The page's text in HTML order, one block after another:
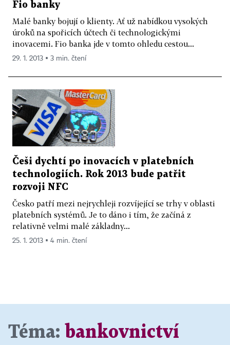
Fio banky
Malé banky bojují o klienty. Ať už nabídkou vysokých
úroků na spořicích účtech či technologickými
inovacemi. Fio banka jde v tomto ohledu cestou...
29. 1. 2013 ▪ 3 min. čtení
Češi dychtí po inovacích v platebních
technologiích. Rok 2013 bude patřit
rozvoji NFC
Česko patří mezi nejrychleji rozvíjející se trhy v oblasti
platebních systémů. Je to dáno i tím, že začíná z
relativně velmi malé základny...
25. 1. 2013 ▪ 4 min. čtení
Téma: bankovnictví